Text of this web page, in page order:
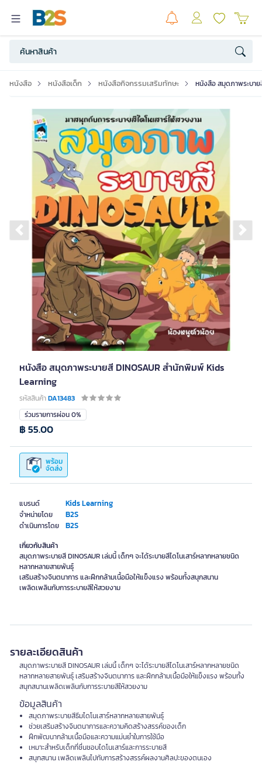
หนังสือ หนังสือเด็ก หนังสือกิจกรรมเสริมทักษะ หนังสือ สมุดภาพระบาย
Previous slide
หนังสือ สมุดภาพระบายสี DINOSAUR สำนักพิมพ์ Kids
Learning
รหัสสินค้าDA13483
แบรนด์ Kids Learning
จำหน่ายโดย B2S
ดำเนินการโดย B2S
ร่วมรายการผ่อน 0%
พร้อม
จัดส่ง
฿ 55.00
เกี่ยวกับสินค้า
สมุดภาพระบายสี DINOSAUR เล่มนี้ เด็กๆ จะได้ระบายสีไดโนเสาร์หลากหลายชนิด
หลากหลายสายพันธุ์
เสริมสร้างจินตนาการ และฝึกกล้ามเนื้อมือให้แข็งแรง พร้อมทั้งสนุกสนาน
เพลิดเพลินกับการระบายสีให้สวยงาม
รายละเอียดสินค้า
สมุดภาพระบายสี DINOSAUR เล่มนี้ เด็กๆ จะได้ระบายสีไดโนเสาร์หลากหลายชนิด
หลากหลายสายพันธุ์ เสริมสร้างจินตนาการ และฝึกกล้ามเนื้อมือให้แข็งแรง พร้อมทั้ง
สนุกสนานเพลิดเพลินกับการระบายสีให้สวยงาม
ข้อมูลสินค้า
สมุดภาพระบายสีธีมไดโนเสาร์หลากหลายสายพันธุ์
ช่วยเสริมสร้างจินตนาการและความคิดสร้างสรรค์ของเด็ก
ฝึกพัฒนากล้ามเนื้อมือและความแม่นยำในการใช้มือ
เหมาะสำหรับเด็กที่ชื่นชอบไดโนเสาร์และการระบายสี
สนุกสนาน เพลิดเพลินไปกับการสร้างสรรค์ผลงานศิลปะของตนเอง